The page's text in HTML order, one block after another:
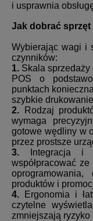
i usprawnia
Jak dobrać
Wybierając wagi i
czynników:
1. Skala sprzedaży
POS o
punktach
szybkie
2. Rodzaj
wymaga
gotowe wędliny w
przez prostsze
3. Integracja i
współpracować
produktów i
4. Ergonomia i
czytelne
zmniejszają ryzyko